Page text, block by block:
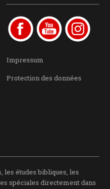
Impressum
Protection des données
les études bibliques, les
spéciales directement dans